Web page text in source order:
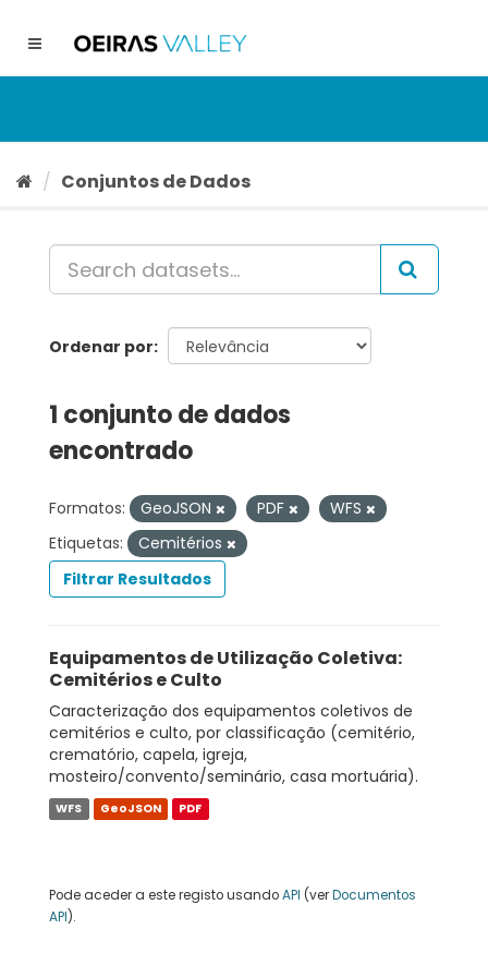
conteúdo
Toggle
Conjuntos de Dados
Ordenar por
1 conjunto de dados
encontrado
Formatos: GeoJSON PDF
WFS
Etiquetas:
Cemitérios
Filtrar Resultados
Equipamentos de Utilização Coletiva:
Cemitérios e Culto
Caracterização dos equipamentos coletivos de
cemitérios e culto, por classificação (cemitério,
crematório, capela, igreja,
mosteiro/convento/seminário, casa mortuária).
WFS GeoJSON PDF
Pode aceder a este registo usandoAPI (verDocumentos
API).